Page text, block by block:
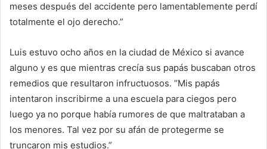
meses después del accidente pero lamentablemente perdí
totalmente el ojo derecho.”
Luis estuvo ocho años en la ciudad de México si avance
alguno y es que mientras crecía sus papás buscaban otros
remedios que resultaron infructuosos. “Mis papás
intentaron inscribirme a una escuela para ciegos pero
luego ya no porque había rumores de que maltrataban a
los menores. Tal vez por su afán de protegerme se
truncaron mis estudios.”